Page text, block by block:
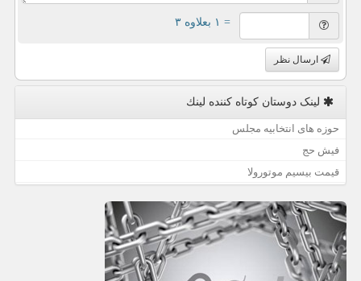
= ۱ بعلاوه ۳
ارسال نظر
لینک دوستان كوتاه كننده لینك
حوزه های انتخابیه مجلس
فیش حج
قیمت بیسیم موتورولا